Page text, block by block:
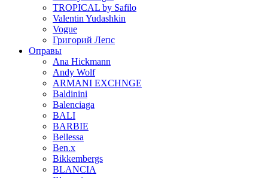
TROPICAL by Safilo
Valentin Yudashkin
Vogue
Григорий Лепс
Оправы
Ana Hickmann
Andy Wolf
ARMANI EXCHNGE
Baldinini
Balenciaga
BALI
BARBIE
Bellessa
Ben.x
Bikkembergs
BLANCIA